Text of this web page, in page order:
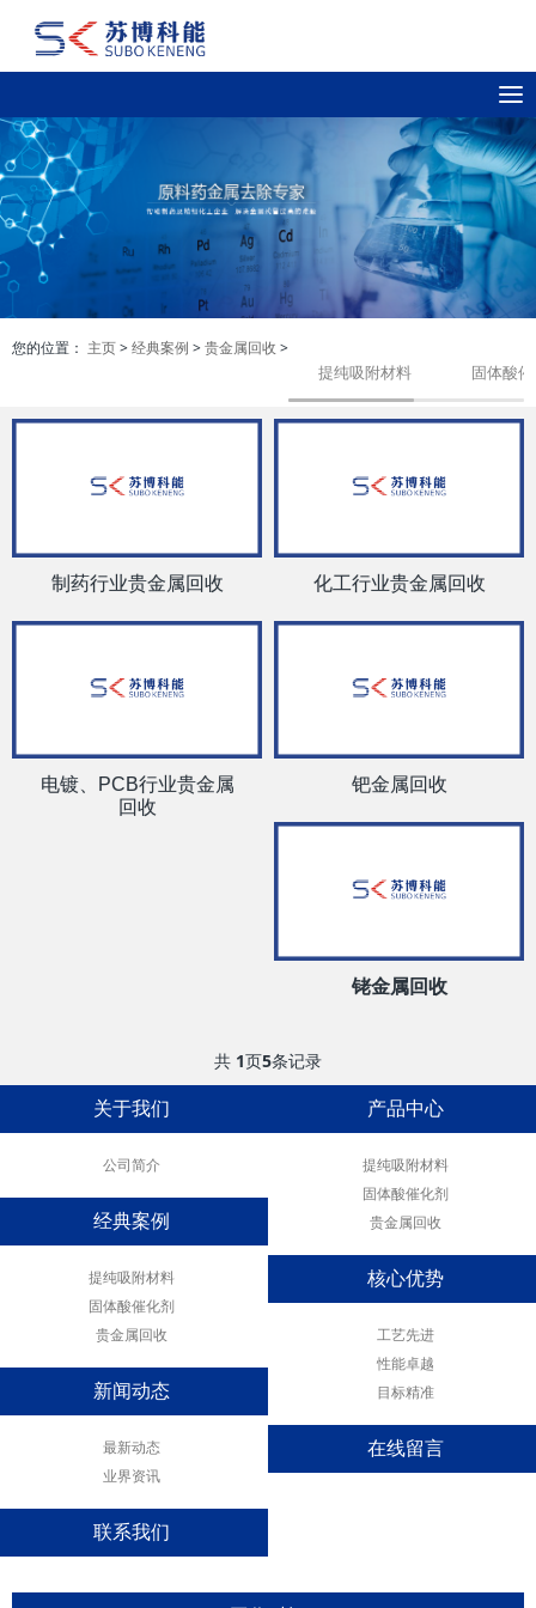
T
o
g
g
l
e
n
a
v
g
a
t
您的位置： 主页>经典案例 >贵金属回收 >
提纯吸附材料 固体酸
制药行业贵金属回收 化工行业贵金属回收
电镀、PCB行业贵金属
回收
钯金属回收
铑金属回收
共 1页5条记录
关于我们
公司简介
产品中心
提纯吸附材料
固体酸催化剂
贵金属回收
经典案例
提纯吸附材料
固体酸催化剂
贵金属回收
核心优势
工艺先进
性能卓越
目标精准
新闻动态
最新动态
业界资讯
在线留言
联系我们